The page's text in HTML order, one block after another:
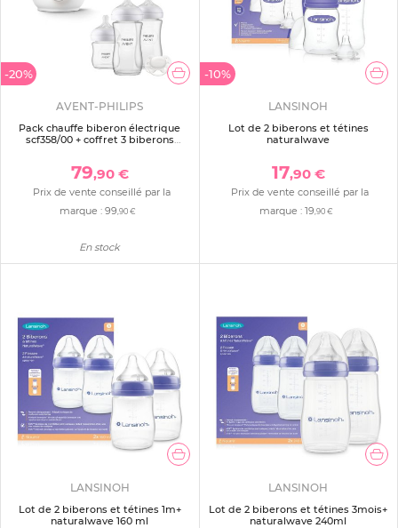
-20%
AVENT-PHILIPS
Pack chauffe biberon électrique
scf358/00 + coffret 3 biberons
79,90 €
Prix de vente conseillé par la
marque :99,90 €
En stock
-10%
LANSINOH
Lot de 2 biberons et tétines
naturalwave
17,90 €
Prix de vente conseillé par la
marque :19,90 €
LANSINOH
Lot de 2 biberons et tétines 1m+
naturalwave 160 ml
LANSINOH
Lot de 2 biberons et tétines 3mois+
naturalwave 240ml